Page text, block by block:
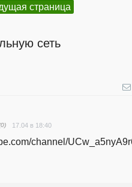
страница
сеть
17.04 в 18:40
channel/